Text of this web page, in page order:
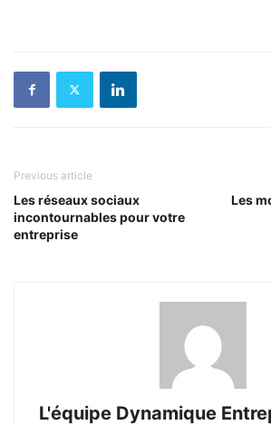
Previous article
Les réseaux sociaux
incontournables pour votre
entreprise
Les
L'équipe Dynamique